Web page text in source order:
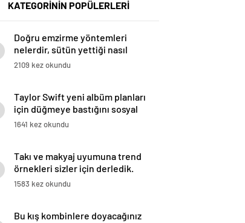
KATEGORİNİN POPÜLERLERİ
Doğru emzirme yöntemleri
nelerdir, sütün yettiği nasıl
anlaşılır?
2109 kez okundu
Taylor Swift yeni albüm planları
için düğmeye bastığını sosyal
medyadan duyurdu!
1641 kez okundu
Takı ve makyaj uyumuna trend
örnekleri sizler için derledik.
1583 kez okundu
Bu kış kombinlere doyacağınız